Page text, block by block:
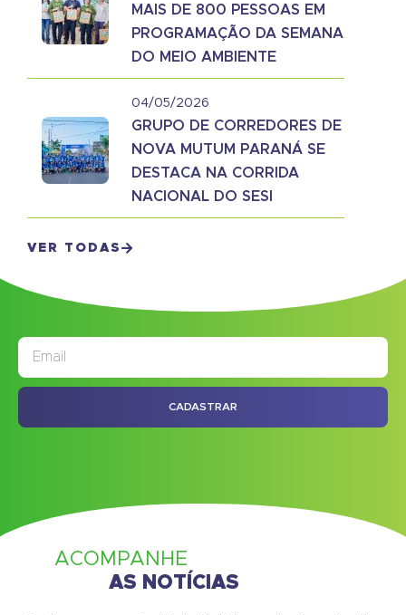
MAIS DE 800 PESSOAS EM
PROGRAMAÇÃO DA SEMANA
DO MEIO AMBIENTE
04/05/2026
GRUPO DE CORREDORES DE
NOVA MUTUM PARANÁ SE
DESTACA NA CORRIDA
NACIONAL DO SESI
VER TODAS
CADASTRAR
ACOMPANHE
AS NOTÍCIAS